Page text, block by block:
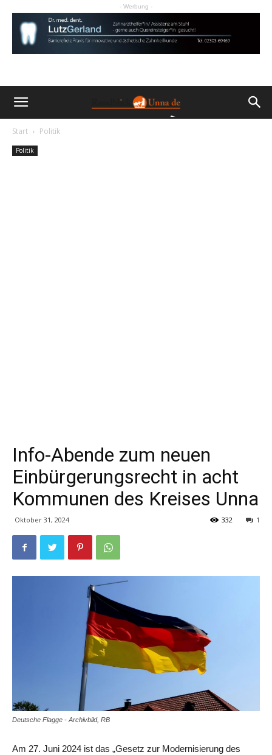
- Werbung -
Start Politik
Politik
Info-Abende zum neuen
Einbürgerungsrecht in acht
Kommunen des Kreises Unna
Oktober 31, 2024 1
332
Deutsche Flagge - Archivbild, RB
Am 27. Juni 2024 ist das „Gesetz zur Modernisierung des